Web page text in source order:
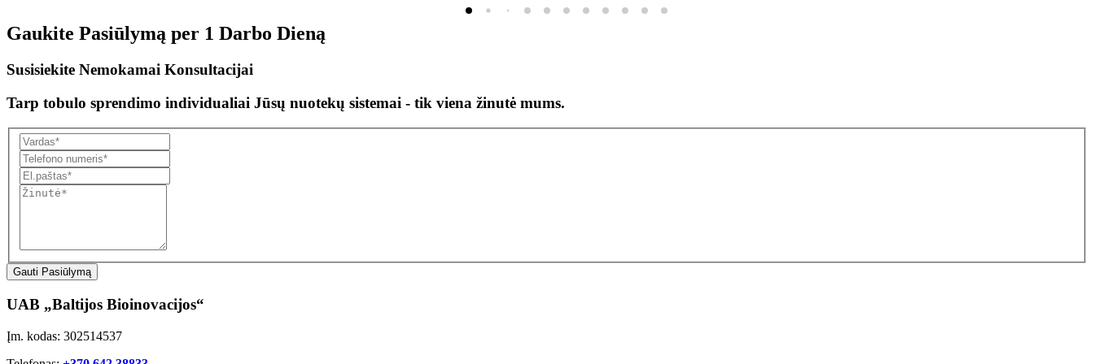
Gaukite Pasiūlymą per 1 Darbo Dieną
Susisiekite Nemokamai Konsultacijai
Tarp tobulo sprendimo individualiai Jūsų nuotekų sistemai - tik viena žinutė mums.
Gauti Pasiūlymą
UAB „Baltijos Bioinovacijos“
Įm. kodas: 302514537